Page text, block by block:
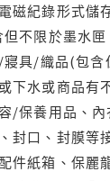
磁紀錄形式儲
不限於墨水
具/織品(包含
下水或商品有
/保養用品、
封口、封膜等
件紙箱、保麗